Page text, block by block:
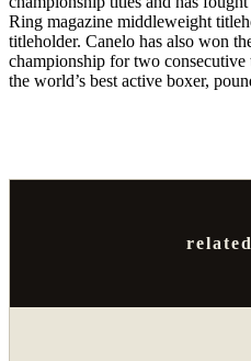
Ring magazine middleweight
titleholder. Canelo has also won
championship for two consecutive
the world’s best active boxer,